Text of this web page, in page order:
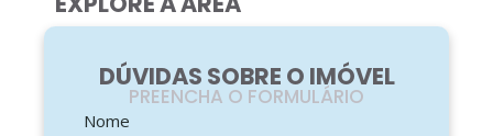
DÚVIDAS SOBRE O IMÓVEL
PREENCHA O FORMULÁRIO
Nome